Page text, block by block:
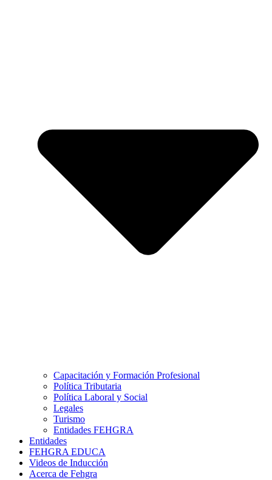
Capacitación y Formación Profesional
Política Tributaria
Política Laboral y Social
Legales
Turismo
Entidades FEHGRA
Entidades
FEHGRA EDUCA
Videos de Inducción
Acerca de Fehgra